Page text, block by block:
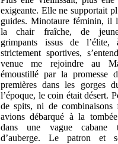
exigeante. Elle ne supportait
guides. Minotaure féminin, il
la chair fraîche, de
grimpants issus de
strictement sportives,
venue me rejoindre au
émoustillé par la promesse
premières dans les gorges
l’époque, le coin était désert.
de spits, ni de combinaisons
avions débarqué à la
dans une vague cabane
d’auberge. Le patron et